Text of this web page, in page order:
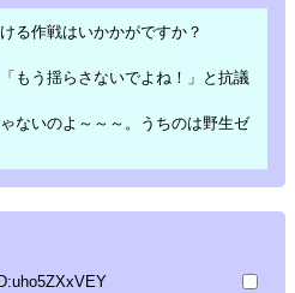
る作戦はいかかがですか？
もう揺らさないでよね！」と抗議
ないのよ～～～。うちのは野生ゼ